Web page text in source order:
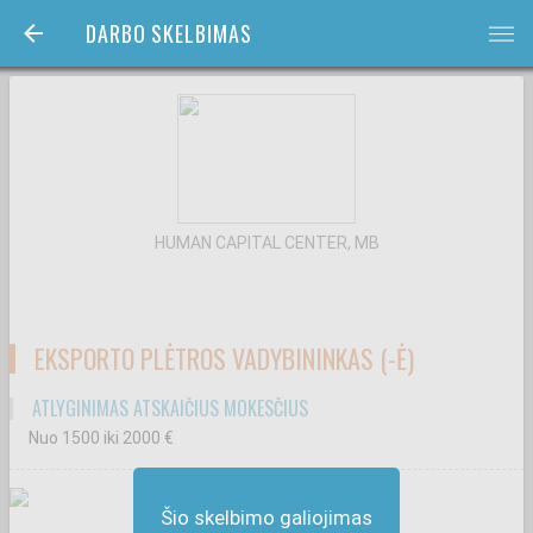
DARBO SKELBIMAS bars
Šio skelbimo galiojimas
HUMAN CAPITAL CENTER, MB
EKSPORTO PLĖTROS VADYBININKAS (-Ė)
ATLYGINIMAS ATSKAIČIUS MOKESČIUS
Nuo 1500 iki 2000 €